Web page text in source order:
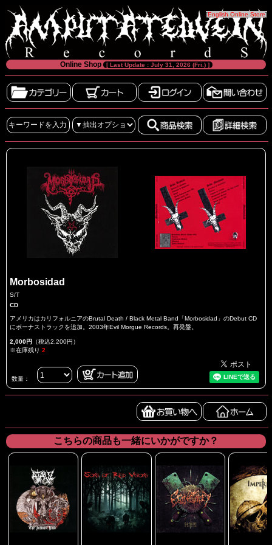
[English Online Store]
Online Shop [ Last Update : July 31, 2026 (Fri.) ]
Morbosidad
S/T
CD
アメリカはカリフォルニアのBrutal Death / Black Metal Band「Morbosidad」のDebut CD
にボーナストラックを追加。2003年Evil Morgue Records。再発盤。
2,000円 （税込2,200円）
※在庫残り 2
数量：
こちらの商品も一緒にいかがですか？